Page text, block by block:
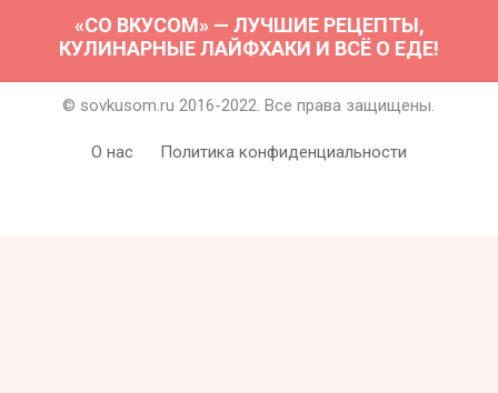
«СО ВКУСОМ» — ЛУЧШИЕ РЕЦЕПТЫ,
КУЛИНАРНЫЕ ЛАЙФХАКИ И ВСЁ О ЕДЕ!
© sovkusom.ru 2016-2022. Все права защищены.
О нас Политика конфиденциальности